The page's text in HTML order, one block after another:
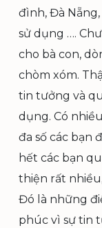
đình, Đà
sử dụng ….
cho bà con,
chòm xóm.
tin tưởng và
dụng. Có
đa số các bạn
hết các bạn
thiện rất
Đó là những
phúc vì sự tin